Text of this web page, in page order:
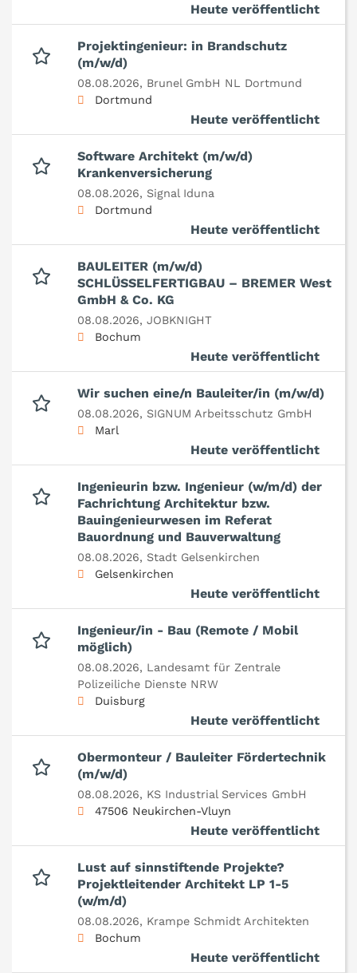
Heute veröffentlicht
Projektingenieur: in Brandschutz
(m/w/d)
08.08.2026, Brunel GmbH NL Dortmund
Dortmund
Heute veröffentlicht
Software Architekt (m/w/d)
Krankenversicherung
08.08.2026, Signal Iduna
Dortmund
Heute veröffentlicht
BAULEITER (m/w/d)
SCHLÜSSELFERTIGBAU – BREMER West
GmbH & Co. KG
08.08.2026, JOBKNIGHT
Bochum
Heute veröffentlicht
Wir suchen eine/n Bauleiter/in (m/w/d)
08.08.2026, SIGNUM Arbeitsschutz GmbH
Marl
Heute veröffentlicht
Ingenieurin bzw. Ingenieur (w/m/d) der
Fachrichtung Architektur bzw.
Bauingenieurwesen im Referat
Bauordnung und Bauverwaltung
08.08.2026, Stadt Gelsenkirchen
Gelsenkirchen
Heute veröffentlicht
Ingenieur/in - Bau (Remote / Mobil
möglich)
08.08.2026, Landesamt für Zentrale
Polizeiliche Dienste NRW
Duisburg
Heute veröffentlicht
Obermonteur / Bauleiter Fördertechnik
(m/w/d)
08.08.2026, KS Industrial Services GmbH
47506 Neukirchen-Vluyn
Heute veröffentlicht
Lust auf sinnstiftende Projekte?
Projektleitender Architekt LP 1-5
(w/m/d)
08.08.2026, Krampe Schmidt Architekten
Bochum
Heute veröffentlicht